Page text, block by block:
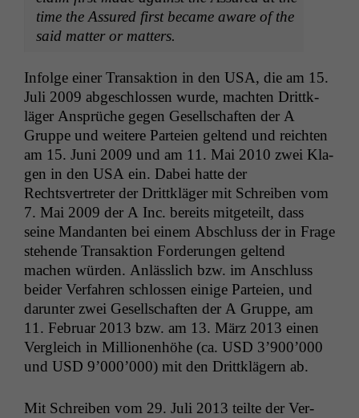
time the Assured first became aware of the
said mat­ter or matters.
Infolge ein­er Transak­tion in den USA, die am 15.
Juli 2009 abgeschlossen wurde, macht­en Drit­tk­
läger Ansprüche gegen Gesellschaften der A
Gruppe und weit­ere Parteien gel­tend und reicht­en
am 15. Juni 2009 und am 11. Mai 2010 zwei Kla­
gen in den USA ein. Dabei hat­te der
Rechtsvertreter der Drit­tk­läger mit Schreiben vom
7. Mai 2009 der A Inc. bere­its mit­geteilt, dass
seine Man­dan­ten bei einem Abschluss der in Frage
ste­hende Transak­tion Forderun­gen gel­tend
machen wür­den. Anlässlich bzw. im Anschluss
bei­der Ver­fahren schlossen einige Parteien, und
darunter zwei Gesellschaften der A Gruppe, am
11. Feb­ru­ar 2013 bzw. am 13. März 2013 einen
Ver­gle­ich in Mil­lio­nen­höhe (ca. USD 3’900’000
und USD 9’000’000) mit den Drit­tk­lägern ab.
Mit Schreiben vom 29. Juli 2013 teilte der Ver­